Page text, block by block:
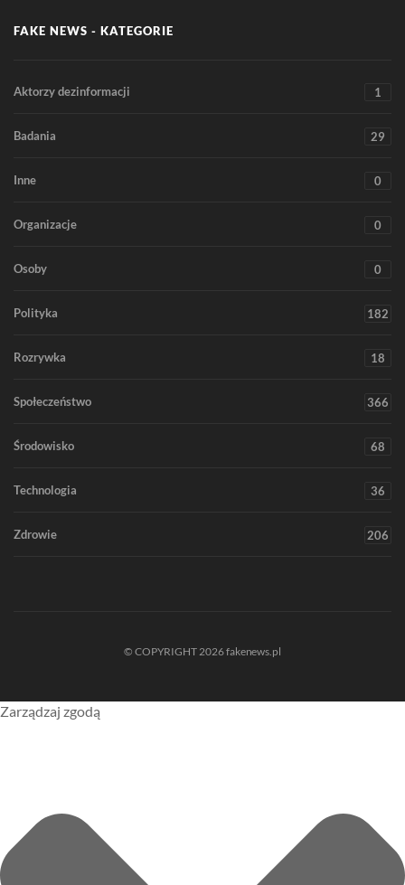
FAKE NEWS - KATEGORIE
Aktorzy dezinformacji 1
Badania 29
Inne 0
Organizacje 0
Osoby 0
Polityka 182
Rozrywka 18
Społeczeństwo 366
Środowisko 68
Technologia 36
Zdrowie 206
© COPYRIGHT 2026 fakenews.pl
Zarządzaj zgodą